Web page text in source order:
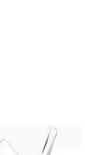
2, 4, 5, 6 modelleri için
malzeme ve şık